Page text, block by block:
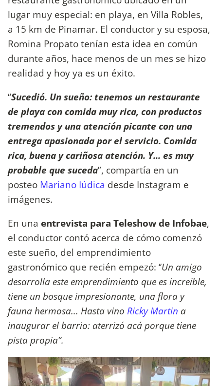
lugar muy especial: en playa, en Villa Robles,
a 15 km de Pinamar. El conductor y su esposa,
Romina Propato tenían esta idea en común
durante años, hace menos de un mes se hizo
realidad y hoy ya es un éxito.
“Sucedió. Un sueño: tenemos un restaurante
de playa con comida muy rica, con productos
tremendos y una atención picante con una
entrega apasionada por el servicio. Comida
rica, buena y cariñosa atención. Y... es muy
probable que suceda”, compartía en un
posteo Mariano Iúdica desde Instagram e
imágenes.
En una entrevista para Teleshow de Infobae,
el conductor contó acerca de cómo comenzó
este sueño, del emprendimiento
gastronómico que recién empezó: ‘’Un amigo
desarrolla este emprendimiento que es increíble,
tiene un bosque impresionante, una flora y
fauna hermosa... Hasta vino Ricky Martin a
inaugurar el barrio: aterrizó acá porque tiene
pista propia”.